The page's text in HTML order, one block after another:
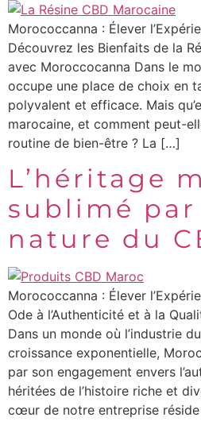
Morococcanna : Élever
Découvrez les Bienfaits de la
avec Moroccocanna Dans le
occupe une place de choix en
polyvalent et efficace. Mais
marocaine, et comment peut-
routine de bien-être ? La […]
L’héritage
sublimé par
nature du
Morococcanna : Élever
Ode à l’Authenticité et à la
Dans un monde où l’industrie
croissance exponentielle,
par son engagement envers
héritées de l’histoire riche et
cœur de notre entreprise